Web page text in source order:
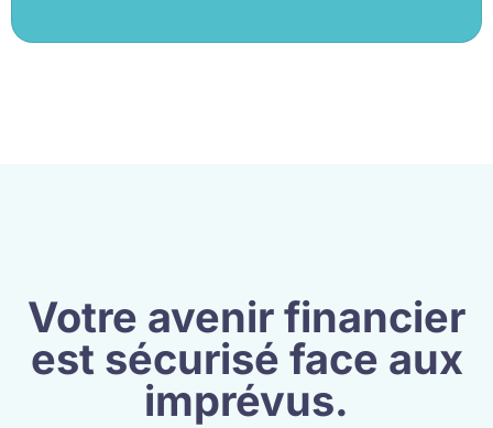
Votre avenir financier
est sécurisé face aux
imprévus.